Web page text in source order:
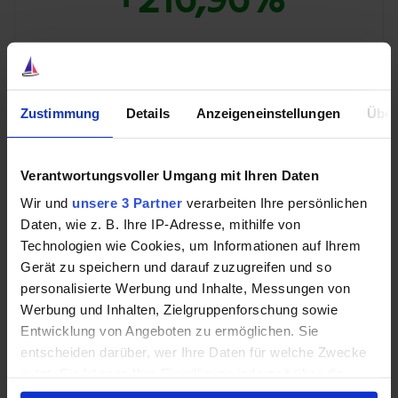
Zustimmung Details Anzeigeneinstellungen
Verantwortungsvoller Umgang mit Ihren Daten
Wir und unsere 3 Partner verarbeiten Ihre persönlichen
Daten, wie z. B. Ihre IP-Adresse, mithilfe von
Technologien wie Cookies, um Informationen auf Ihrem
Gerät zu speichern und darauf zuzugreifen und so
personalisierte Werbung und Inhalte, Messungen von
Werbung und Inhalten, Zielgruppenforschung sowie
Entwicklung von Angeboten zu ermöglichen. Sie
entscheiden darüber, wer Ihre Daten für welche Zwecke
Cookie-Erklärung oder durch Klicken auf das Privacy
💰 Mit
BUNDLE ENTDECKEN »
Auf der anderen Seite sind Firmen mit einer Historie
von regelmäßigen Dividendenerhöhungen viel eher
hochwertigere Unternehmen, vor allem, wenn sie bei
Ihrer Ausschüttungsquote eine hohe Sicherheitsmarge
einplanen, was bedeutet, dass sie einen geringeren
Prozentsatz des Gewinns in Form von Dividenden
ausschütten. Diese Art von Unternehmen übersteht